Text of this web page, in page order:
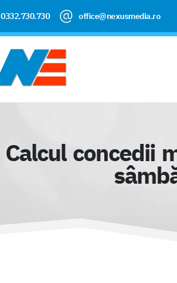
0332.730.730 office@nexusmedia.ro
Calcul concedii